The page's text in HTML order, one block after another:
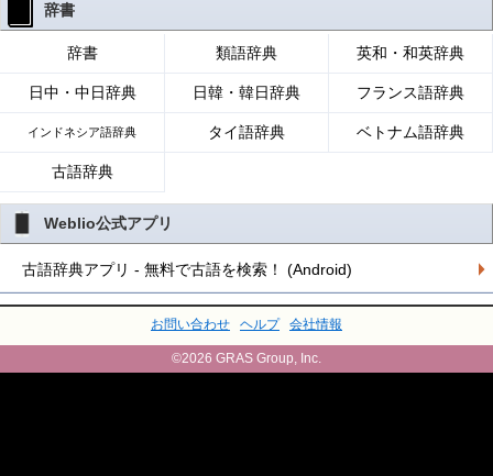
辞書
辞書 類語辞典 英和・和英辞典
日中・中日辞典 日韓・韓日辞典 フランス語辞典
インドネシア語辞典 タイ語辞典 ベトナム語辞典
古語辞典
Weblio公式アプリ
古語辞典アプリ - 無料で古語を検索！ (Android)
お問い合わせ ヘルプ 会社情報
©2026 GRAS Group, Inc.